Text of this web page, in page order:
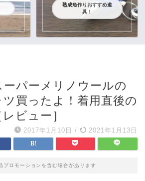
熟成魚作りおすすめ道
具！
パーメリノウールの
買ったよ！着用直後の
ビュー］
2017年1月10日 / 2021年1月13日
プロモーションを含む場合があります